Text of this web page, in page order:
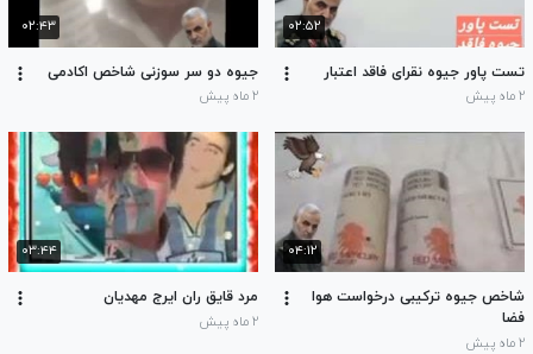
۰۲:۵۲
تست پاور جیوه نقرای فاقد اعتبار
۲ ماه پیش
۰۲:۴۳
جیوه دو سر سوزنی شاخص اکادمی
۲ ماه پیش
۰۴:۱۲
شاخص جیوه ترکیبی درخواست هوا
فضا
۲ ماه پیش
۰۳:۴۴
مرد قایق ران ایرج مهدیان
۲ ماه پیش